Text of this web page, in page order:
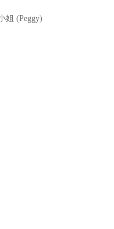
姐 (Peggy)